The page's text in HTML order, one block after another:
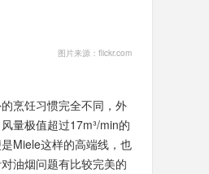
图片来源：flickr.com
烹饪习惯完全不同，外
量极值超过17m³/min的
Miele这样的高端线，也
油烟问题有比较完美的